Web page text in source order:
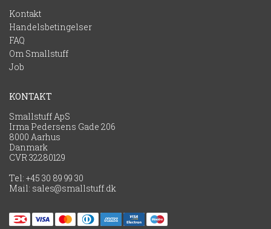
Kontakt
Handelsbetingelser
FAQ
Om Smallstuff
Job
KONTAKT
Smallstuff ApS
Irma Pedersens Gade 206
8000 Aarhus
Danmark
CVR 32280129
Tel: +45 30 89 99 30
Mail: sales@smallstuff.dk